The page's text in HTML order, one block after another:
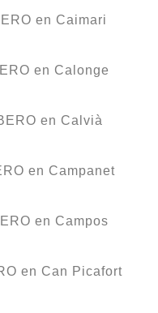
en Caimari
en Calonge
en Calvià
en Campanet
en Campos
en Can Picafort